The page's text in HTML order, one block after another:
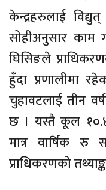
केन्द्रहरुलाई
सोहीअनुसार काम
घिसिङले
हुँदा प्रणालीमा
चुहावटलाई तीन
छ । यस्तै कूल
मात्र वार्षिक
प्राधिकरणको